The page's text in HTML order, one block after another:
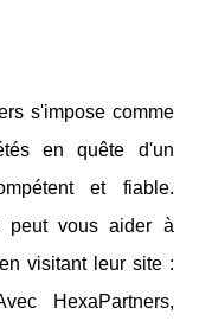
s'impose comme
en quête d'un
et fiable.
peut vous aider à
visitant leur site :
HexaPartners,